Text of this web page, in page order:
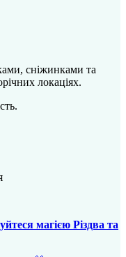
сніжинками та
локаціях.
магією Різдва та